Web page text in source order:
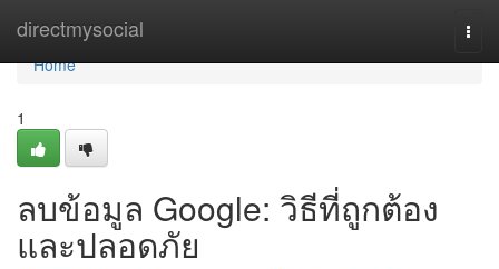
directmysocial
Home
Home
1
ลบข้อมูล Google: วิธีที่ถูกต้อง
และปลอดภัย